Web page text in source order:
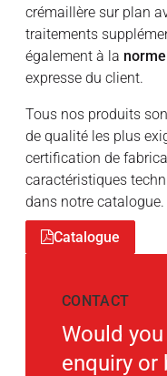
crémaillère sur plan
traitements
également à la
expresse du client.
Tous nos produits
de qualité les plus
certification de
caractéristiques
dans notre catalogue.
Catalogue
CONTACT
Would
enquiry or